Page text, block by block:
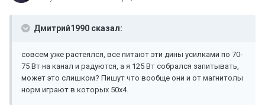
Дмитрий1990 сказал:
совсем уже растеялся, все питают эти дины усилками по 70-
75 Вт на канал и радуются, а я 125 Вт собрался запитывать,
может это слишком? Пишут что вообще они и от магнитолы
норм играют в которых 50х4.